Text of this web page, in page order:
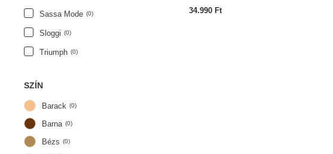
Sassa Mode (0)
Sloggi (0)
Triumph (0)
SZÍN
Barack (0)
Barna (0)
Bézs (0)
34.990 Ft